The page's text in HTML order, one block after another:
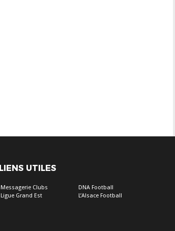
LIENS UTILES
Messagerie Clubs
Ligue Grand Est
DNA Football
L’Alsace Football